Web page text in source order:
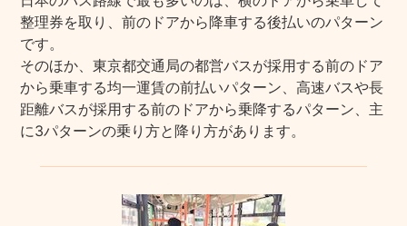
整理券を取り、前のドアから降車する後払いのパターン
です。
そのほか、東京都交通局の都営バスが採用する前のドア
から乗車する均一運賃の前払いパターン、高速バスや長
距離バスが採用する前のドアから乗降するパターン、主
に3パターンの乗り方と降り方があります。